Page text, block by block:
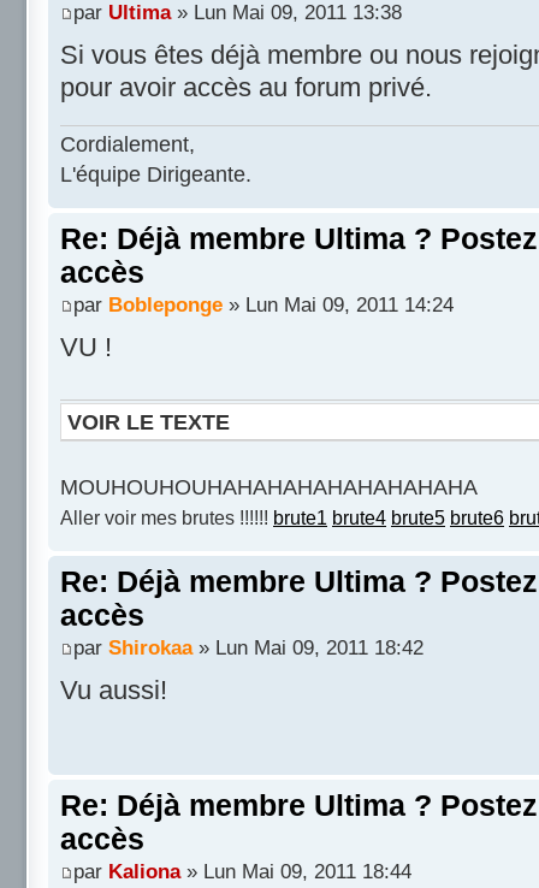
par Ultima» Lun Mai 09, 2011 13:38
Si vous êtes déjà membre ou nous
pour avoir accès au forum privé.
Cordialement,
L'équipe Dirigeante.
Re: Déjà membre Ultima ?
accès
par Bobleponge » Lun Mai 09, 2011 14:24
VU !
VOIR LE TEXTE
MOUHOUHOUHAHAHAHAHAHAHAHAHA
Aller voir mes brutes !!!!!! brute1 brute4 brute5 brute6
Re: Déjà membre Ultima ?
accès
par Shirokaa» Lun Mai 09, 2011 18:42
Vu aussi!
Re: Déjà membre Ultima ?
accès
par Kaliona» Lun Mai 09, 2011 18:44